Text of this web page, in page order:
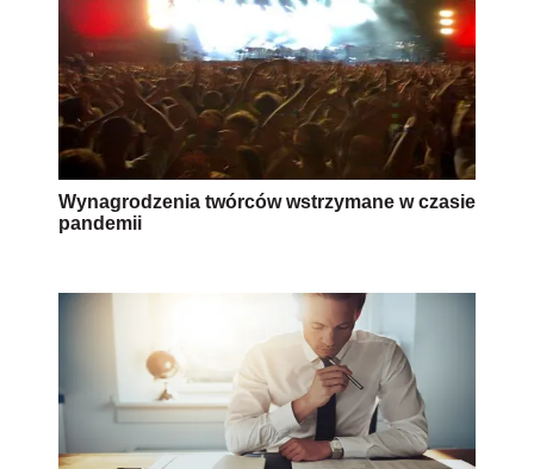
Wynagrodzenia twórców wstrzymane w czasie
pandemii